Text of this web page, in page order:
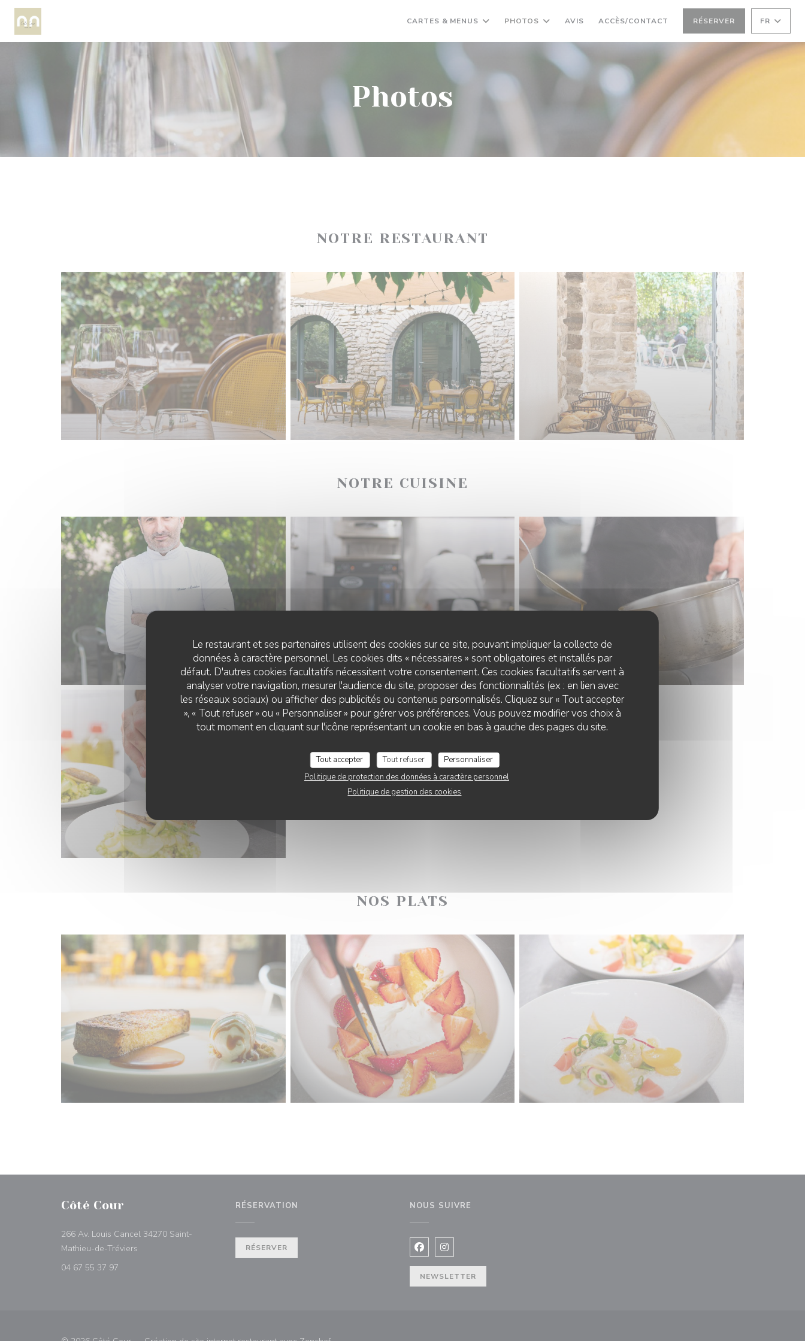
Personnalisation de vos choix en matière de cookies
Le restaurant et ses partenaires utilisent des cookies sur ce site, pouvant impliquer la collecte de
données à caractère personnel. Les cookies dits « nécessaires » sont obligatoires et installés par
défaut. D'autres cookies facultatifs nécessitent votre consentement. Ces cookies facultatifs servent à
analyser votre navigation, mesurer l'audience du site, proposer des fonctionnalités (ex : en lien avec
les réseaux sociaux) ou afficher des publicités ou contenus personnalisés. Cliquez sur « Tout accepter
», « Tout refuser » ou « Personnaliser » pour gérer vos préférences. Vous pouvez modifier vos choix à
tout moment en cliquant sur l'icône représentant un cookie en bas à gauche des pages du site.
Tout accepter Tout refuser
Personnaliser
Politique de protection des données à caractère personnel
Politique de gestion des cookies
CARTES & MENUS PHOTOS AVIS ACCÈS/CONTACT RÉSERVER FR
Photos
NOTRE RESTAURANT
NOTRE CUISINE
NOS PLATS
Côté Cour
266 Av. Louis Cancel 34270 Saint-
Mathieu-de-Tréviers ((ouvre une nouvelle fenêtre))
04 67 55 37 97
RÉSERVATION
RÉSERVER
NOUS SUIVRE
Facebook ((ouvre une nouvelle fenêtre))
Instagram ((ouvre une nouvelle fenêtre))
NEWSLETTER